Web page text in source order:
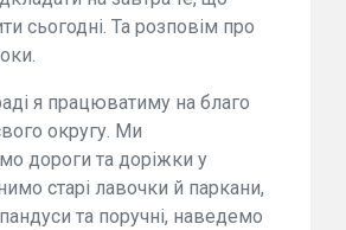
сьогодні. Та розповім про
я працюватиму на благо
округу. Ми
дороги та доріжки у
старі лавочки й паркани,
та поручні, наведемо